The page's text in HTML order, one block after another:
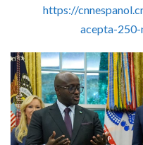
https://
acepta-